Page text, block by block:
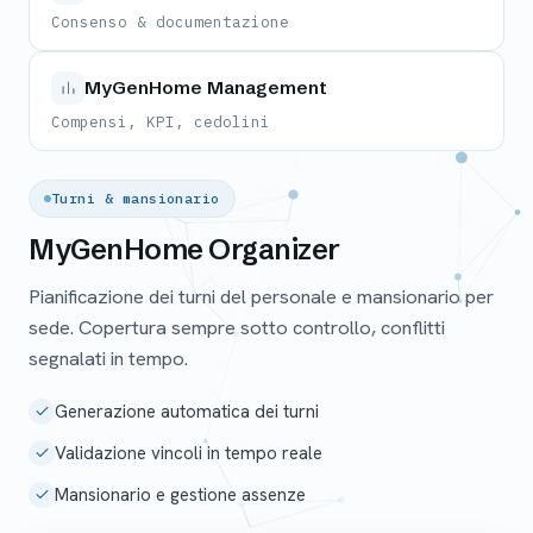
Consenso & documentazione
MyGenHome Management
Compensi, KPI, cedolini
Turni & mansionario
MyGenHome Organizer
Pianificazione dei turni del personale e mansionario per
sede. Copertura sempre sotto controllo, conflitti
segnalati in tempo.
Generazione automatica dei turni
Validazione vincoli in tempo reale
Mansionario e gestione assenze